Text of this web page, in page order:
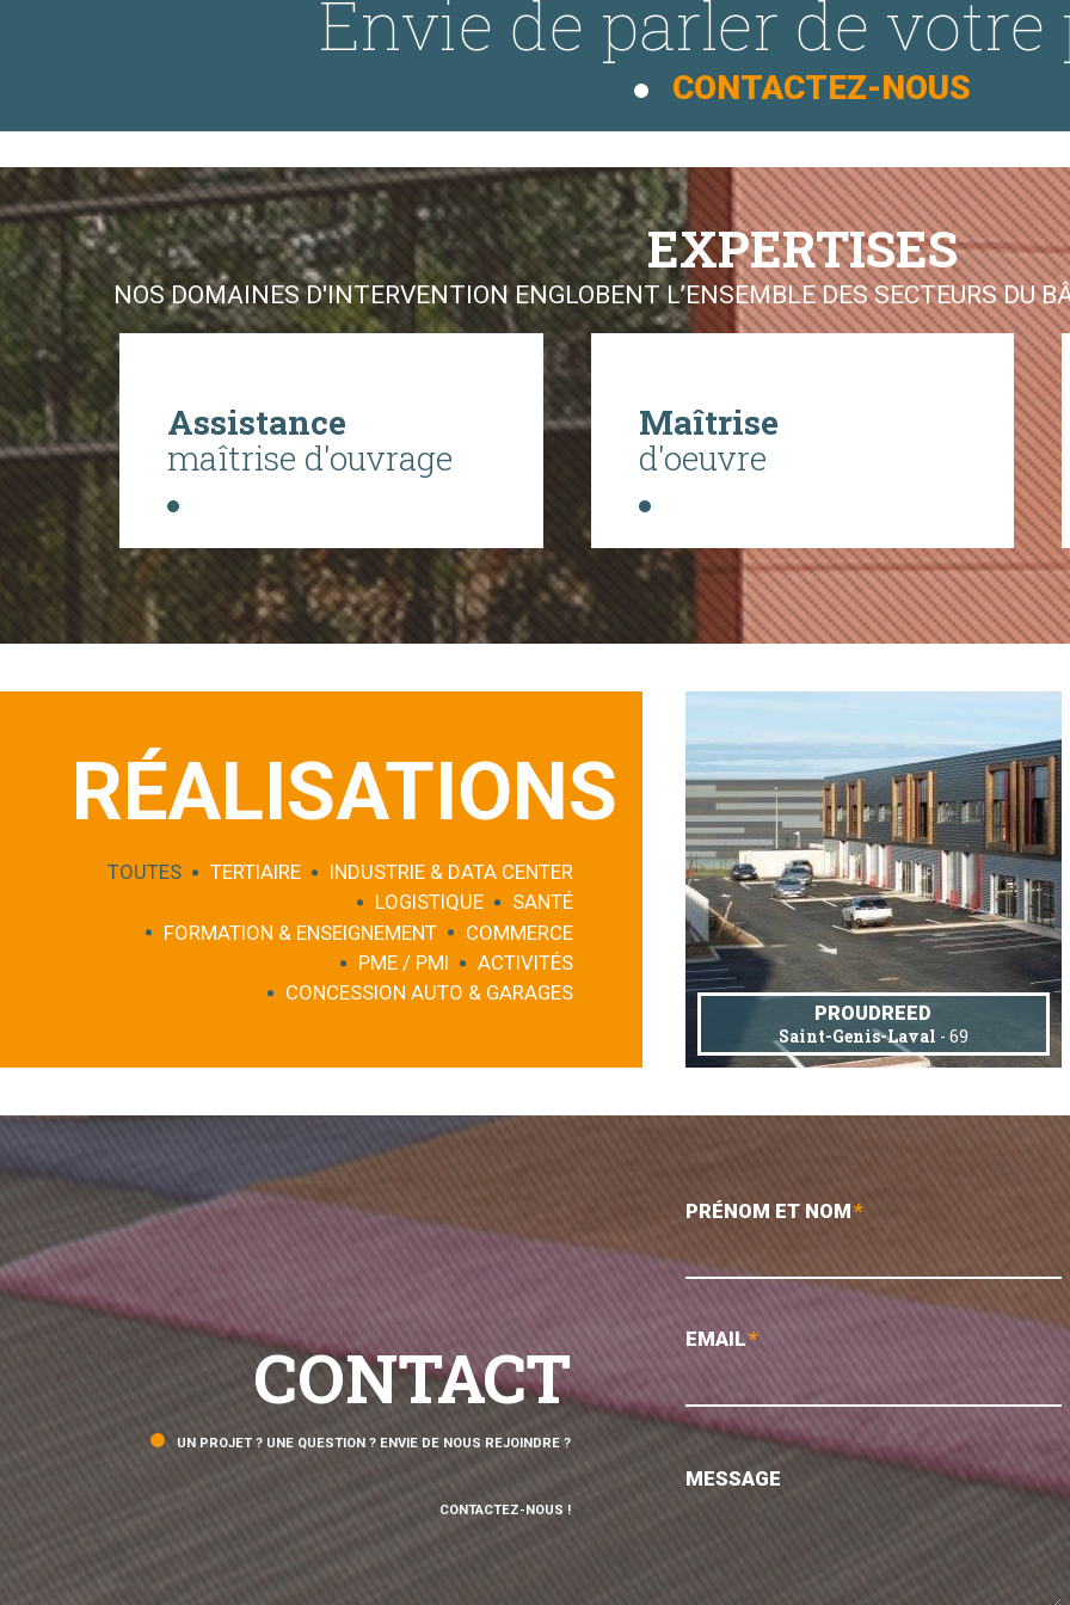
Envie de parler de votre
CONTACTEZ-NOUS
EXPERTISES
NOS DOMAINES D'INTERVENTION ENGLOBENT L’ENSEMBLE DES SECTEURS DU
Assistance
maîtrise d'ouvrage
Maîtrise
d'oeuvre
RÉALISATIONS
TOUTES TERTIAIRE
INDUSTRIE & DATA CENTER
LOGISTIQUE
SANTÉ
FORMATION & ENSEIGNEMENT
COMMERCE
PME / PMI
ACTIVITÉS
CONCESSION AUTO & GARAGES
PROUDREED
Saint-Genis-Laval - 69
CONTACT
UN PROJET ? UNE QUESTION ? ENVIE DE NOUS REJOINDRE ?
CONTACTEZ-NOUS !
PRÉNOM ET NOM*
EMAIL*
MESSAGE